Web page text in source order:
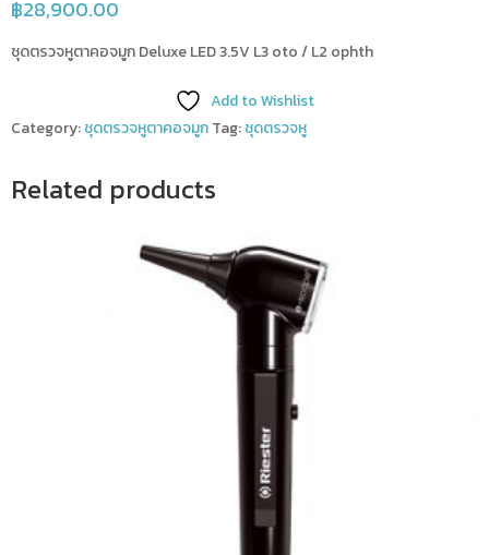
฿28,900.00
ชุดตรวจหูตาคอจมูก Deluxe LED 3.5V L3 oto / L2 ophth
Add to Wishlist
Category:ชุดตรวจหูตาคอจมูกTag:ชุดตรวจหู
Related products